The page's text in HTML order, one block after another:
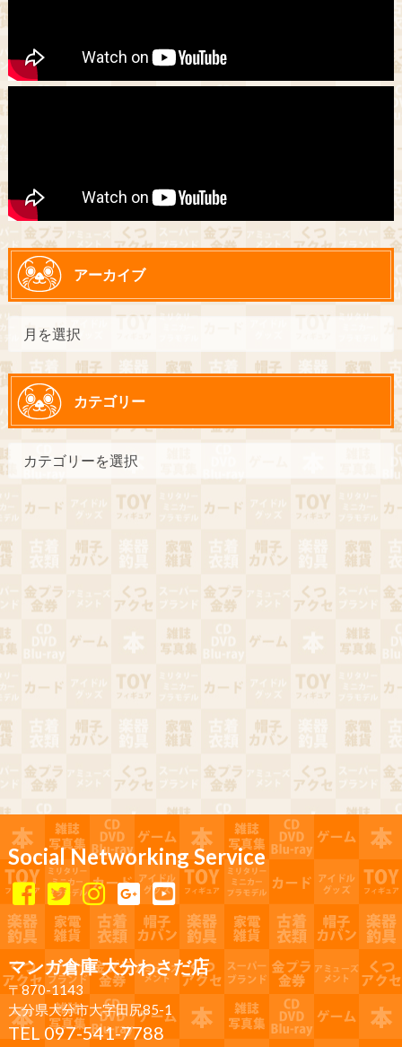
アーカイブ
カテゴリー
Social Networking Service
マンガ倉庫 大分わさだ店
〒870-1143
大分県大分市大字田尻85-1
TEL 097-541-7788